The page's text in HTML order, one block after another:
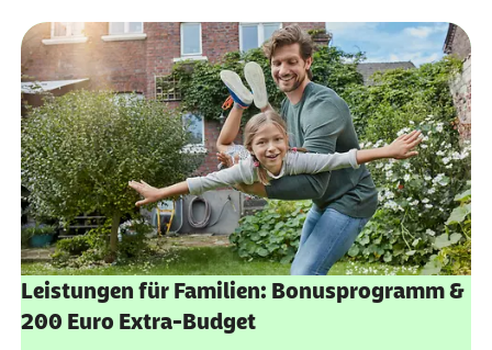
Leistungen für Familien: Bonusprogramm &
200 Euro Extra-Budget